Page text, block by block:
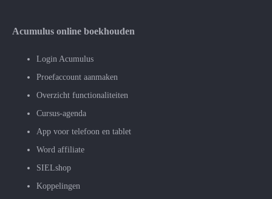
Acumulus online boekhouden
Login Acumulus
Proefaccount aanmaken
Overzicht functionaliteiten
Cursus-agenda
App voor telefoon en tablet
Word affiliate
SIELshop
Koppelingen